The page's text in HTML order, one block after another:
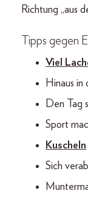
Richtung „aus
Tipps gegen
Viel
Hinaus
Den Tag
Sport
Kuscheln
Sich